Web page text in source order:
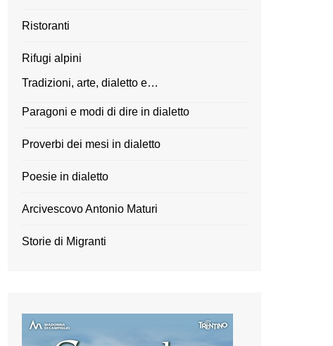
Ristoranti
Rifugi alpini
Tradizioni, arte, dialetto e…
Paragoni e modi di dire in dialetto
Proverbi dei mesi in dialetto
Poesie in dialetto
Arcivescovo Antonio Maturi
Storie di Migranti